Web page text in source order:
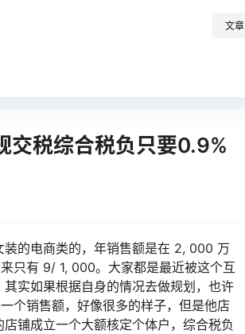
文章
交税综合税负只要0.9%
的电商类的，年销售额是在 2, 000 万
只有 9/ 1, 000。大家都是最近被这个互
实如果根据自身的情况去做规划，也许
个销售额，好像很多的样子，但是他店
铺成立一个大额核定个体户，综合税负